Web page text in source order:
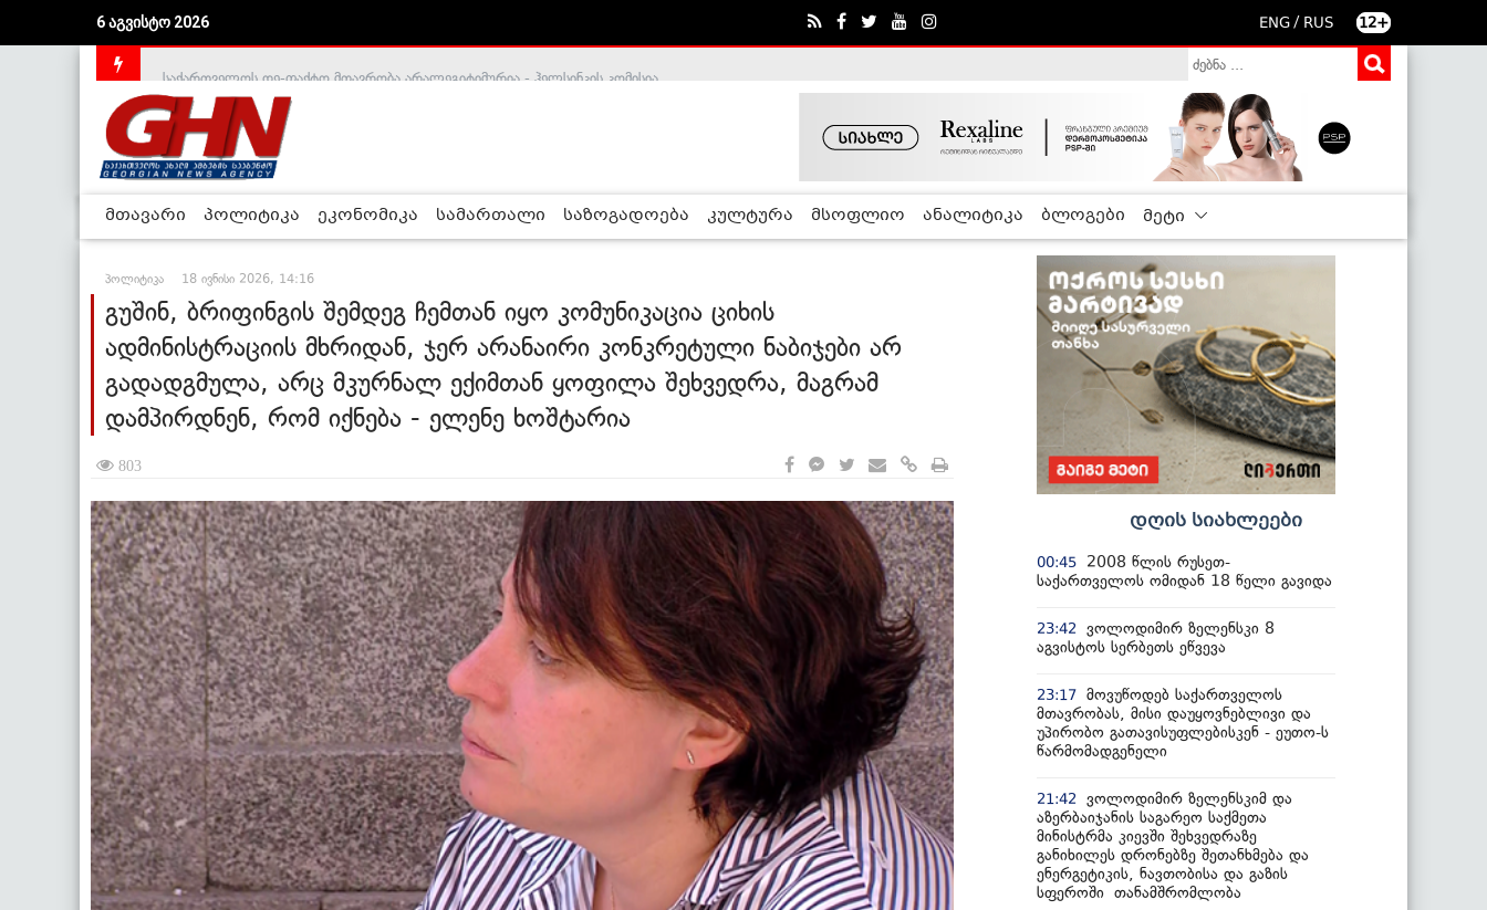
6 აგვისტო 2026 ENG / RUS 12+
მთავარი პოლიტიკა ეკონომიკა სამართალი საზოგადოება კულტურა მსოფლიო ანალიტიკა ბლოგები მეტი
პოლიტიკა 18 ივნისი 2026, 14:16
გუშინ, ბრიფინგის შემდეგ ჩემთან იყო კომუნიკაცია ციხის
ადმინისტრაციის მხრიდან, ჯერ არანაირი კონკრეტული ნაბიჯები არ
გადადგმულა, არც მკურნალ ექიმთან ყოფილა შეხვედრა, მაგრამ
დამპირდნენ, რომ იქნება - ელენე ხოშტარია
803
დღის სიახლეები
00:45
2008 წლის რუსეთ-
საქართველოს ომიდან 18 წელი გავიდა
23:42
ვოლოდიმირ ზელენსკი 8
აგვისტოს სერბეთს ეწვევა
23:17 მოვუწოდებ საქართველოს
მთავრობას, მისი დაუყოვნებლივი და
უპირობო გათავისუფლებისკენ - ეუთო-ს
წარმომადგენელი
21:42
ვოლოდიმირ ზელენსკიმ და
აზერბაიჯანის საგარეო საქმეთა
მინისტრმა კიევში შეხვედრაზე
განიხილეს დრონებზე შეთანხმება და
ენერგეტიკის, ნავთობისა და გაზის
სფეროში თანამშრომლობა